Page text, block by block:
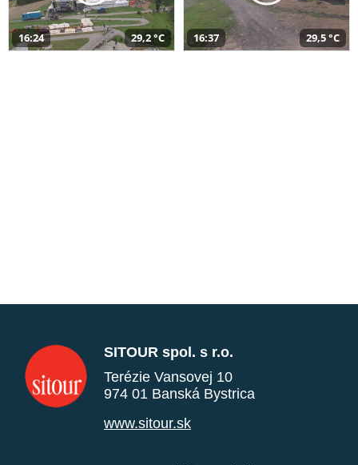
16:24 29,2 °C 16:37 29,5 °C
SITOUR spol. s r.o.
Terézie Vansovej 10
974 01 Banská Bystrica
www.sitour.sk